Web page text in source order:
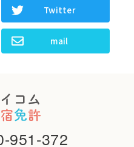
Twitter
mail
951-372